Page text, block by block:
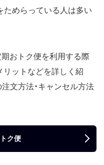
ためらっている人は多い
おトク便を利用する際
リットなどを詳しく紹
文方法・キャンセル方法
ク便